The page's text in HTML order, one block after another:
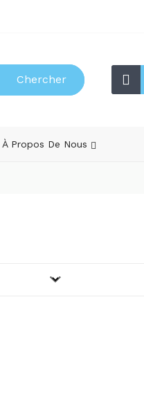
Chercher
À Propos De Nous